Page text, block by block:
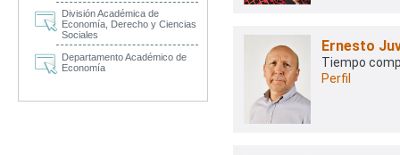
Ernesto
Tiempo
Perfil
División Académica de
Economía, Derecho y Ciencias
Sociales
Departamento Académico de
Economía